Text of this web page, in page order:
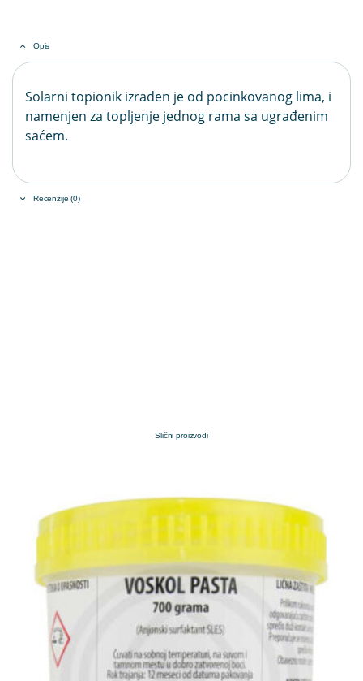
Opis
Solarni topionik izrađen je od pocinkovanog lima, i
namenjen za topljenje jednog rama sa ugrađenim
saćem.
Recenzije (0)
Slični proizvodi